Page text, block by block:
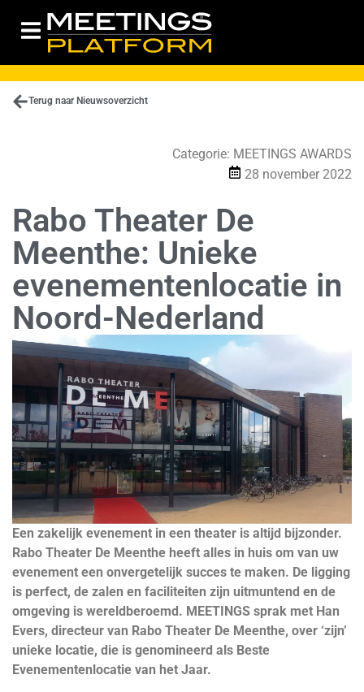
Terug naar Nieuwsoverzicht
Categorie: MEETINGS AWARDS
28 november 2022
Rabo Theater De
Meenthe: Unieke
evenementenlocatie in
Noord-Nederland
Een zakelijk evenement in een theater is altijd bijzonder.
Rabo Theater De Meenthe heeft alles in huis om van uw
evenement een onvergetelijk succes te maken. De ligging
is perfect, de zalen en faciliteiten zijn uitmuntend en de
omgeving is wereldberoemd. MEETINGS sprak met Han
Evers, directeur van Rabo Theater De Meenthe, over ‘zijn’
unieke locatie, die is genomineerd als Beste
Evenementenlocatie van het Jaar.